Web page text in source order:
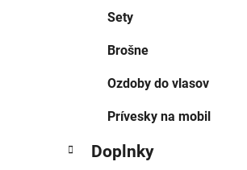
Sety
Brošne
Ozdoby do vlasov
Prívesky na mobil
Doplnky